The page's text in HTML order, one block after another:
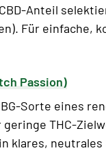
Anteil
Für einfache,
Passion)
Sorte eines
THC-
klares,